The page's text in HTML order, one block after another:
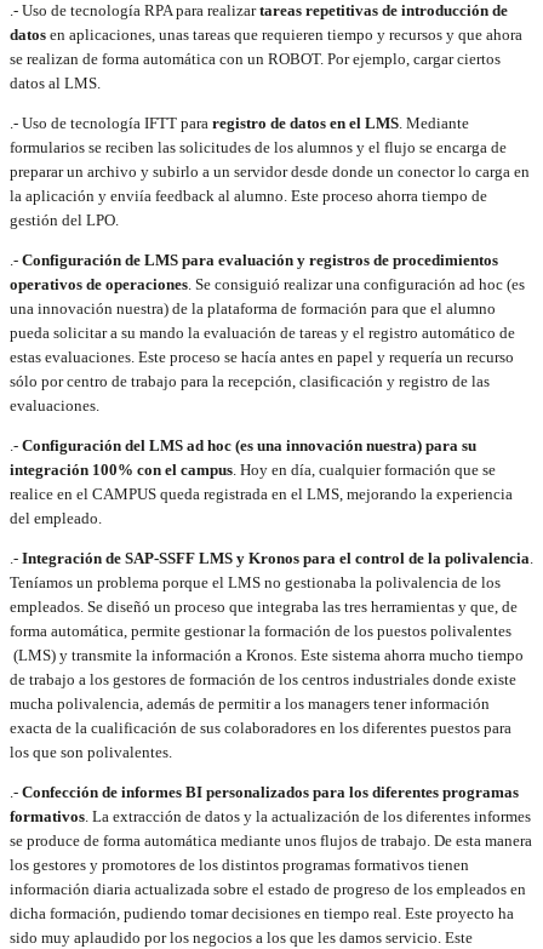
.- Uso de tecnología RPA para realizartareas repetitivas de introducción de
datos en aplicaciones, unas tareas que requieren tiempo y recursos y que ahora
se realizan de forma automática con un ROBOT. Por ejemplo, cargar ciertos
datos al LMS.
.- Uso de tecnología IFTT para registro de datos en el LMS. Mediante
formularios se reciben las solicitudes de los alumnos y el flujo se encarga de
preparar un archivo y subirlo a un servidor desde donde un conector lo carga en
la aplicación y enviía feedback al alumno. Este proceso ahorra tiempo de
gestión del LPO.
.- Configuración de LMS para evaluación y registros de procedimientos
operativos de operaciones. Se consiguió realizar una configuración ad hoc (es
una innovación nuestra) de la plataforma de formación para que el alumno
pueda solicitar a su mando la evaluación de tareas y el registro automático de
estas evaluaciones. Este proceso se hacía antes en papel y requería un recurso
sólo por centro de trabajo para la recepción, clasificación y registro de las
evaluaciones.
.- Configuración del LMS ad hoc (es una innovación nuestra) para su
integración 100% con el campus. Hoy en día, cualquier formación que se
realice en el CAMPUS queda registrada en el LMS, mejorando la experiencia
del empleado.
.- Integración de SAP-SSFF LMS y Kronos para el control de la polivalencia.
Teníamos un problema porque el LMS no gestionaba la polivalencia de los
empleados. Se diseñó un proceso que integraba las tres herramientas y que, de
forma automática, permite gestionar la formación de los puestos polivalentes
(LMS) y transmite la información a Kronos. Este sistema ahorra mucho tiempo
de trabajo a los gestores de formación de los centros industriales donde existe
mucha polivalencia, además de permitir a los managers tener información
exacta de la cualificación de sus colaboradores en los diferentes puestos para
los que son polivalentes.
.- Confección de informes BI personalizados para los diferentes programas
formativos. La extracción de datos y la actualización de los diferentes informes
se produce de forma automática mediante unos flujos de trabajo. De esta manera
los gestores y promotores de los distintos programas formativos tienen
información diaria actualizada sobre el estado de progreso de los empleados en
dicha formación, pudiendo tomar decisiones en tiempo real. Este proyecto ha
sido muy aplaudido por los negocios a los que les damos servicio. Este